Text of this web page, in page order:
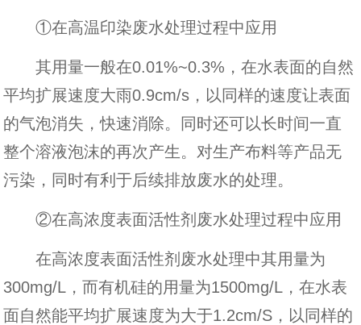
①在高温印染废水处理过程中应用
其用量一般在0.01%~0.3%，在水表面的自然
平均扩展速度大雨0.9cm/s，以同样的速度让表面
的气泡消失，快速消除。同时还可以长时间一直
整个溶液泡沫的再次产生。对生产布料等产品无
污染，同时有利于后续排放废水的处理。
②在高浓度表面活性剂废水处理过程中应用
在高浓度表面活性剂废水处理中其用量为
300mg/L，而有机硅的用量为1500mg/L，在水表
面自然能平均扩展速度为大于1.2cm/S，以同样的